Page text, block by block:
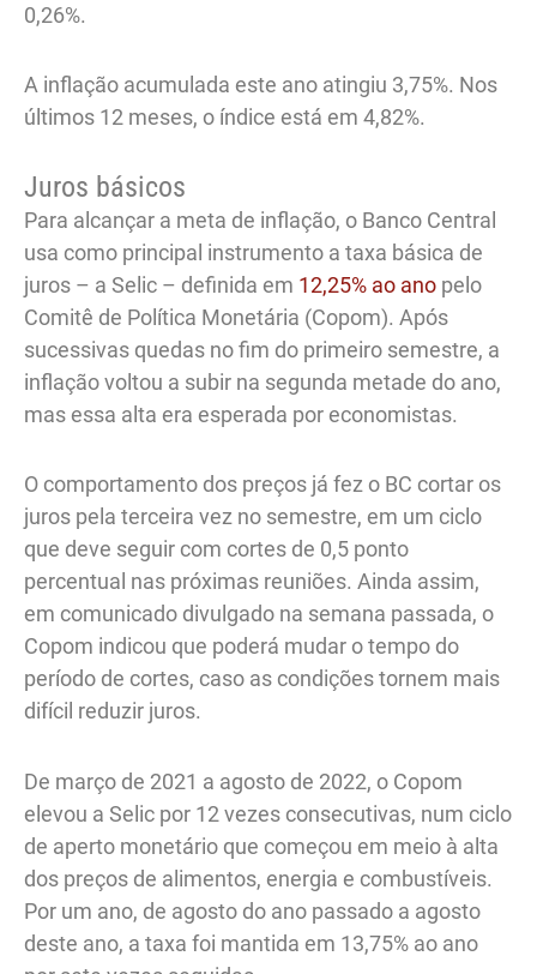
0,26%.
A inflação acumulada este ano atingiu 3,75%. Nos
últimos 12 meses, o índice está em 4,82%.
Juros básicos
Para alcançar a meta de inflação, o Banco Central
usa como principal instrumento a taxa básica de
juros – a Selic – definida em 12,25% ao ano pelo
Comitê de Política Monetária (Copom). Após
sucessivas quedas no fim do primeiro semestre, a
inflação voltou a subir na segunda metade do ano,
mas essa alta era esperada por economistas.
O comportamento dos preços já fez o BC cortar os
juros pela terceira vez no semestre, em um ciclo
que deve seguir com cortes de 0,5 ponto
percentual nas próximas reuniões. Ainda assim,
em comunicado divulgado na semana passada, o
Copom indicou que poderá mudar o tempo do
período de cortes, caso as condições tornem mais
difícil reduzir juros.
De março de 2021 a agosto de 2022, o Copom
elevou a Selic por 12 vezes consecutivas, num ciclo
de aperto monetário que começou em meio à alta
dos preços de alimentos, energia e combustíveis.
Por um ano, de agosto do ano passado a agosto
deste ano, a taxa foi mantida em 13,75% ao ano